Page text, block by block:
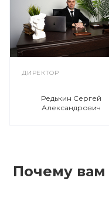
ДИРЕКТОР
Редькин Сергей
Александрович
Почему вам